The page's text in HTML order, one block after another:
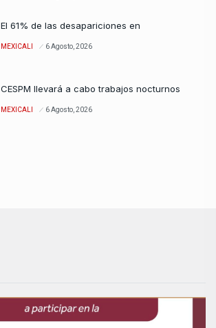
El 61% de las desapariciones en
MEXICALI 6 Agosto, 2026
CESPM llevará a cabo trabajos nocturnos
MEXICALI 6 Agosto, 2026